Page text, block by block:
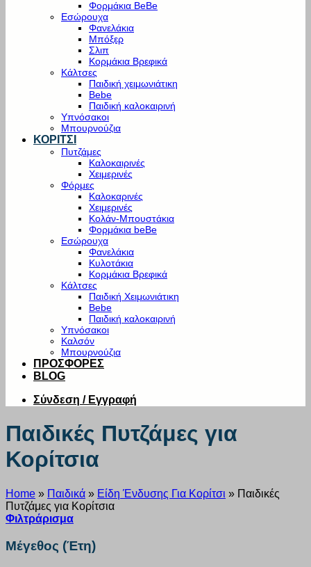
Φορμάκια BeBe
Εσώρουχα
Φανελάκια
Μπόξερ
Σλιπ
Κορμάκια Βρεφικά
Κάλτσες
Παιδική χειμωνιάτικη
Bebe
Παιδική καλοκαιρινή
Υπνόσακοι
Μπουρνούζια
ΚΟΡΙΤΣΙ
Πυτζάμες
Καλοκαιρινές
Χειμερινές
Φόρμες
Καλοκαρινές
Χειμερινές
Κολάν-Μπουστάκια
Φορμάκια beBe
Εσώρουχα
Φανελάκια
Κυλοτάκια
Κορμάκια Βρεφικά
Κάλτσες
Παιδική Χειμωνιάτικη
Bebe
Παιδική καλοκαιρινή
Υπνόσακοι
Καλσόν
Μπουρνούζια
ΠΡΟΣΦΟΡΕΣ
BLOG
Σύνδεση / Εγγραφή
Παιδικές Πυτζάμες για
Κορίτσια
Home » Παιδικά » Είδη Ένδυσης Για Κορίτσι » Παιδικές
Πυτζάμες για Κορίτσια
Φιλτράρισμα
Μέγεθος (Έτη)